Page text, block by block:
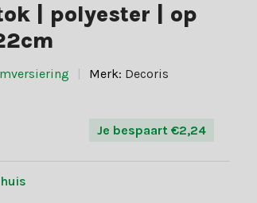
| polyester | op
Merk: Decoris
Je bespaart €2,24